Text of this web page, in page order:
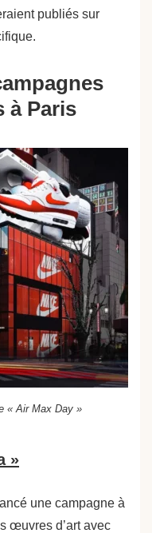
publiés sur
à Paris
« Air Max Day »
»
une campagne à
œuvres d’art avec